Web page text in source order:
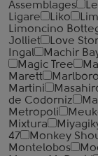
Assemblages
Ligare
Liko
Limoncino
Jolliet
Love
Ingal
Machir
Magic Tree
Marett
Martini
de Codorniz
Metropoli
Mixtura
47
Monkey
Montelobos